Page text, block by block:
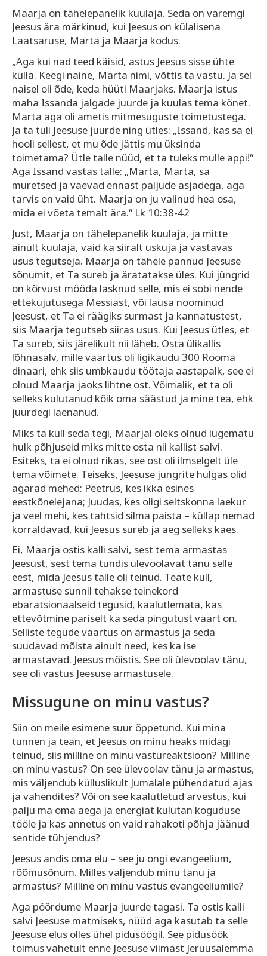
Maarja on tähelepanelik kuulaja. Seda on varemgi
Jeesus ära märkinud, kui Jeesus on külalisena
Laatsaruse, Marta ja Maarja kodus.
„Aga kui nad teed käisid, astus Jeesus sisse ühte
külla. Keegi naine, Marta nimi, võttis ta vastu. Ja sel
naisel oli õde, keda hüüti Maarjaks. Maarja istus
maha Issanda jalgade juurde ja kuulas tema kõnet.
Marta aga oli ametis mitmesuguste toimetustega.
Ja ta tuli Jeesuse juurde ning ütles: „Issand, kas sa ei
hooli sellest, et mu õde jättis mu üksinda
toimetama? Ütle talle nüüd, et ta tuleks mulle appi!“
Aga Issand vastas talle: „Marta, Marta, sa
muretsed ja vaevad ennast paljude asjadega, aga
tarvis on vaid üht. Maarja on ju valinud hea osa,
mida ei võeta temalt ära.“ Lk 10:38-42
Just, Maarja on tähelepanelik kuulaja, ja mitte
ainult kuulaja, vaid ka siiralt uskuja ja vastavas
usus tegutseja. Maarja on tähele pannud Jeesuse
sõnumit, et Ta sureb ja äratatakse üles. Kui jüngrid
on kõrvust mööda lasknud selle, mis ei sobi nende
ettekujutusega Messiast, või lausa noominud
Jeesust, et Ta ei räägiks surmast ja kannatustest,
siis Maarja tegutseb siiras usus. Kui Jeesus ütles, et
Ta sureb, siis järelikult nii läheb. Osta ülikallis
lõhnasalv, mille väärtus oli ligikaudu 300 Rooma
dinaari, ehk siis umbkaudu töötaja aastapalk, see ei
olnud Maarja jaoks lihtne ost. Võimalik, et ta oli
selleks kulutanud kõik oma säästud ja mine tea, ehk
juurdegi laenanud.
Miks ta küll seda tegi, Maarjal oleks olnud lugematu
hulk põhjuseid miks mitte osta nii kallist salvi.
Esiteks, ta ei olnud rikas, see ost oli ilmselgelt üle
tema võimete. Teiseks, Jeesuse jüngrite hulgas olid
agarad mehed: Peetrus, kes ikka esines
eestkõnelejana; Juudas, kes oligi seltskonna laekur
ja veel mehi, kes tahtsid silma paista – küllap nemad
korraldavad, kui Jeesus sureb ja aeg selleks käes.
Ei, Maarja ostis kalli salvi, sest tema armastas
Jeesust, sest tema tundis ülevoolavat tänu selle
eest, mida Jeesus talle oli teinud. Teate küll,
armastuse sunnil tehakse teinekord
ebaratsionaalseid tegusid, kaalutlemata, kas
ettevõtmine päriselt ka seda pingutust väärt on.
Selliste tegude väärtus on armastus ja seda
suudavad mõista ainult need, kes ka ise
armastavad. Jeesus mõistis. See oli ülevoolav tänu,
see oli vastus Jeesuse armastusele.
Missugune on minu vastus?
Siin on meile esimene suur õppetund. Kui mina
tunnen ja tean, et Jeesus on minu heaks midagi
teinud, siis milline on minu vastureaktsioon? Milline
on minu vastus? On see ülevoolav tänu ja armastus,
mis väljendub külluslikult Jumalale pühendatud ajas
ja vahendites? Või on see kaalutletud arvestus, kui
palju ma oma aega ja energiat kulutan koguduse
tööle ja kas annetus on vaid rahakoti põhja jäänud
sentide tühjendus?
Jeesus andis oma elu – see ju ongi evangeelium,
rõõmusõnum. Milles väljendub minu tänu ja
armastus? Milline on minu vastus evangeeliumile?
Aga pöördume Maarja juurde tagasi. Ta ostis kalli
salvi Jeesuse matmiseks, nüüd aga kasutab ta selle
Jeesuse elus olles ühel pidusöögil. See pidusöök
toimus vahetult enne Jeesuse viimast Jeruusalemma